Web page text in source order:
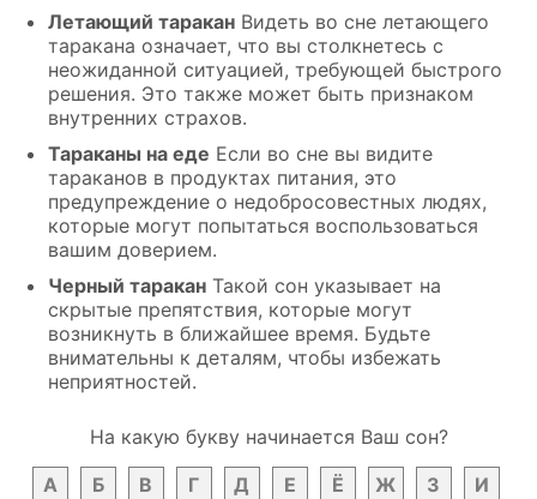
Летающий таракан Видеть во сне летающего
таракана означает, что вы столкнетесь с
неожиданной ситуацией, требующей быстрого
решения. Это также может быть признаком
внутренних страхов.
Тараканы на еде Если во сне вы видите
тараканов в продуктах питания, это
предупреждение о недобросовестных людях,
которые могут попытаться воспользоваться
вашим доверием.
Черный таракан Такой сон указывает на
скрытые препятствия, которые могут
возникнуть в ближайшее время. Будьте
внимательны к деталям, чтобы избежать
неприятностей.
На какую букву начинается Ваш сон?
А
Б В Г Д Е Ё Ж З И